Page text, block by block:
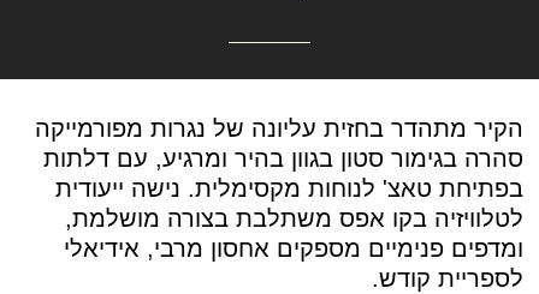
הקיר מתהדר בחזית עליונה של נגרות מפורמייקה
סהרה בגימור סטון בגוון בהיר ומרגיע, עם דלתות
בפתיחת טאצ' לנוחות מקסימלית. נישה ייעודית
לטלוויזיה בקו אפס משתלבת בצורה מושלמת,
ומדפים פנימיים מספקים אחסון מרבי, אידיאלי
לספריית קודש.